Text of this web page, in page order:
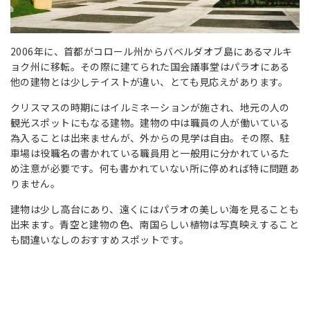
2006年に、首都がコロール州からバベルダオブ島にあるマルキ
ョク州に移転。その際に建てられた国会議事堂はパラオにある
他の建物とは少しテイストが違い、とても見応えがあります。
クリスマスの時期にはイルミネーションが施され、地元の人の
観光スポットにもなる建物。建物の中は職員の人が働いている
為入ることは出来ませんが、外からの見学は自由。その際、駐
車場は役職名の書かれている職員用と一般用に分かれているた
め注意が必要です。何も書かれていない所に停めれば特に問題あ
りません。
建物は少し高台にあり、遠くにはパラオの美しい海を見ることも
出来ます。青空と建物の色、南国らしい植物は写真映えすること
も間違いなしのおすすめスポットです。